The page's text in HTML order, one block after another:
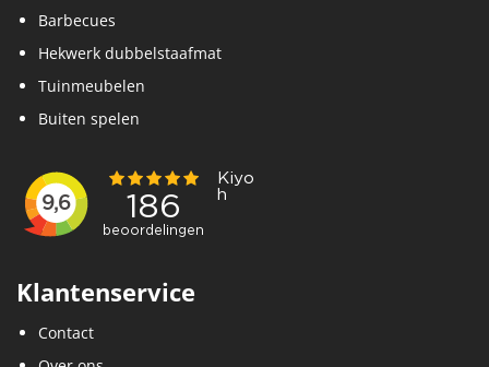
Barbecues
Hekwerk dubbelstaafmat
Tuinmeubelen
Buiten spelen
Klantenservice
Contact